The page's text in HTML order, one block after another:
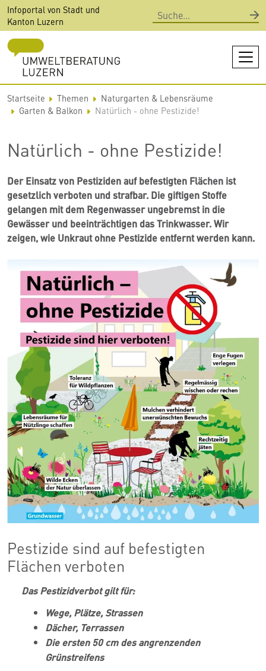
Direkt
zum
Inhalt
Infoportal von Stadt und
Kanton Luzern
Suche
Startseite Themen
Naturgarten & Lebensräume
Garten & Balkon
Natürlich - ohne Pestizide!
Natürlich - ohne Pestizide!
Der Einsatz von Pestiziden auf befestigten Flächen ist
gesetzlich verboten und strafbar. Die giftigen Stoffe
gelangen mit dem Regenwasser ungebremst in die
Gewässer und beeinträchtigen das Trinkwasser. Wir
zeigen, wie Unkraut ohne Pestizide entfernt werden kann.
Pestizide sind auf befestigten
Flächen verboten
Das Pestizidverbot gilt für:
Wege, Plätze, Strassen
Dächer, Terrassen
Die ersten 50 cm des angrenzenden
Grünstreifens